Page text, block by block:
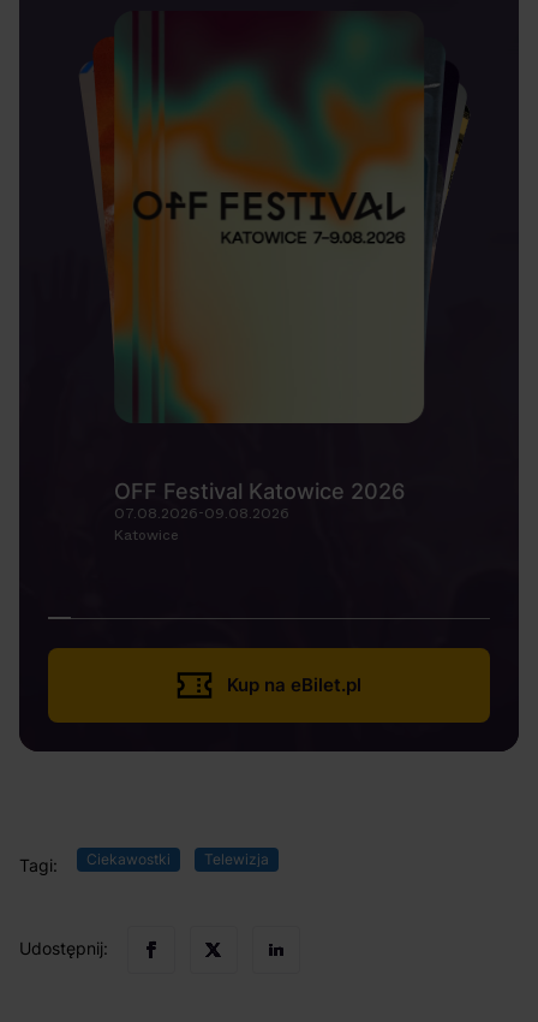
OFF Festival Katowice 2026
07.08.2026-09.08.2026
Katowice
Kup na eBilet.pl
Tagi: Ciekawostki Telewizja
Udostępnij: